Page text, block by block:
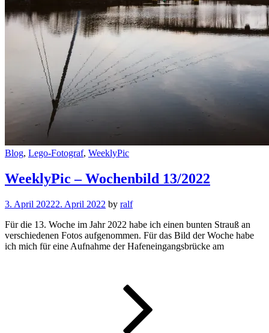
Cat
Blog, Lego-Fotograf, WeeklyPic
WeeklyPic – Wochenbild 13/2022
3. April 20222. April 2022 by ralf
Für die 13. Woche im Jahr 2022 habe ich einen bunten Strauß an
verschiedenen Fotos aufgenommen. Für das Bild der Woche habe
ich mich für eine Aufnahme der Hafeneingangsbrücke am